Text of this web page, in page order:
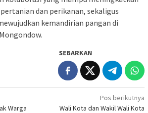
dan perikanan, sekaligus
kemandirian pangan di
SEBARKAN
Warga
Pos berikutnya
Wali Kota dan Wakil Wali Kota